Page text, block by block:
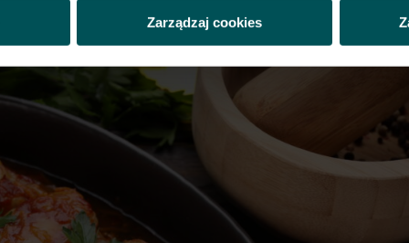
Zarządzaj cookies
roladek) Czas przygotowania:20 minut + czas pieczenia